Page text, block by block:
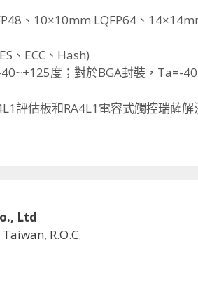
、10×10mm LQFP64、
、 ECC、Hash)
125度；對於BGA封裝，Ta=-
評估板和RA4L1電容式觸控瑞薩解
Ltd
R.O.C.